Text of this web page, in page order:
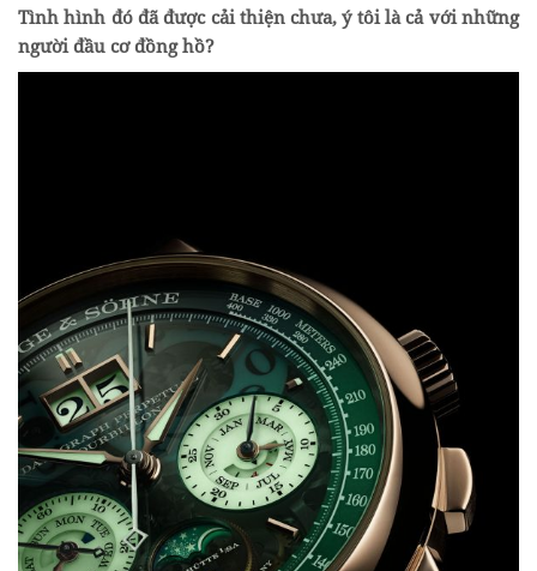
Tình hình đó đã được cải thiện chưa, ý tôi là cả với những
người đầu cơ đồng hồ?